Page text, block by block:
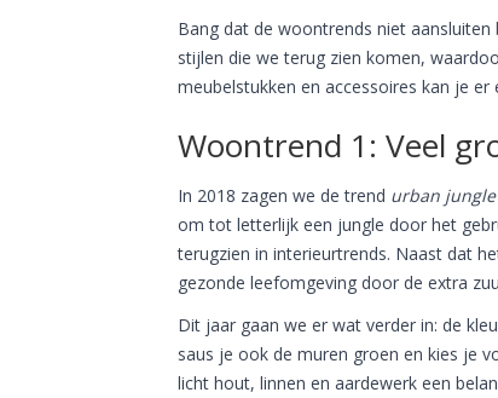
Bang dat de woontrends niet
stijlen die we terug zien komen,
meubelstukken en accessoires kan je er
Woontrend 1: Veel
In 2018 zagen we de trend urban jungle
om tot letterlijk een jungle door het
terugzien in interieurtrends. Naast dat
gezonde leefomgeving door de extra
Dit jaar gaan we er wat verder in: de
saus je ook de muren groen en kies je
licht hout, linnen en aardewerk een